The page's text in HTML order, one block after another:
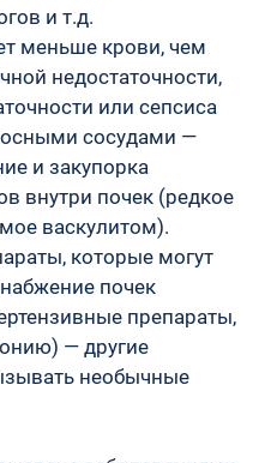
и т.д.
меньше крови, чем
недостаточности,
или сепсиса
сосудами —
и закупорка
внутри почек (редкое
васкулитом).
которые могут
почек
препараты,
— другие
необычные